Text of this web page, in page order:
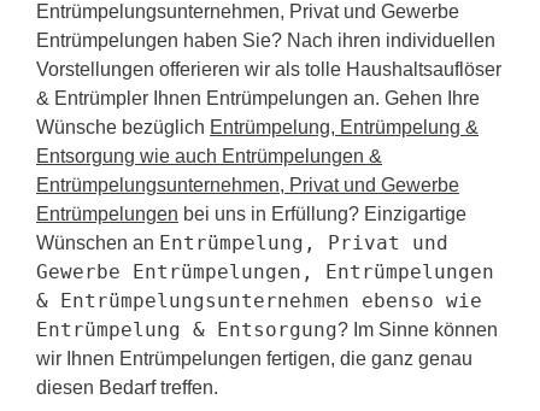
Entrümpelungsunternehmen, Privat und Gewerbe
Entrümpelungen haben Sie? Nach ihren individuellen
Vorstellungen offerieren wir als tolle Haushaltsauflöser
& Entrümpler Ihnen Entrümpelungen an. Gehen Ihre
Wünsche bezüglich Entrümpelung, Entrümpelung &
Entsorgung wie auch Entrümpelungen &
Entrümpelungsunternehmen, Privat und Gewerbe
Entrümpelungen bei uns in Erfüllung? Einzigartige
Wünschen an Entrümpelung, Privat und
Gewerbe Entrümpelungen, Entrümpelungen
& Entrümpelungsunternehmen ebenso wie
Entrümpelung & Entsorgung? Im Sinne können
wir Ihnen Entrümpelungen fertigen, die ganz genau
diesen Bedarf treffen.